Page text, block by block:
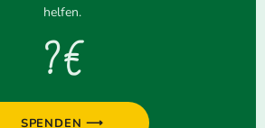
helfen.
? €
SPENDEN ⟶